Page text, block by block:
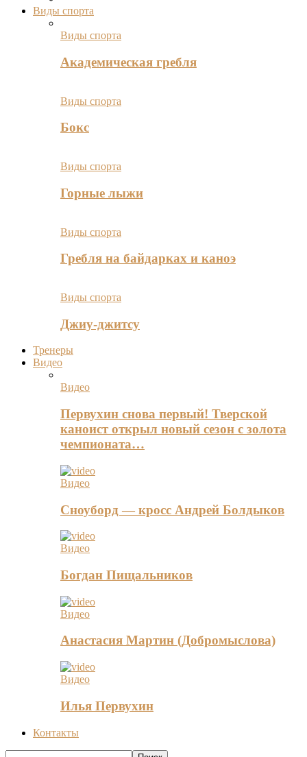
Виды спорта
Виды спорта
Академическая гребля
Виды спорта
Бокс
Виды спорта
Горные лыжи
Виды спорта
Гребля на байдарках и каноэ
Виды спорта
Джиу-джитсу
Тренеры
Видео
Видео
Первухин снова первый! Тверской
каноист открыл новый сезон с золота
чемпионата…
Видео
Сноуборд — кросс Андрей Болдыков
Видео
Богдан Пищальников
Видео
Анастасия Мартин (Добромыслова)
Видео
Илья Первухин
Контакты